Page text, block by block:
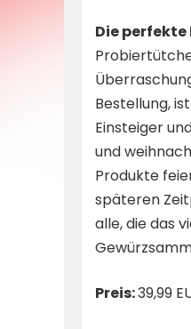
Die
Bestellung,
Einsteiger
und
Produkte
späteren
alle, die das
Preis:39,99